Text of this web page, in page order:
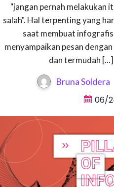
"jangan pernah melakukan
salah". Hal terpenting yang
saat membuat
menyampaikan pesan
dan termudah [...]
Bruna Soldera
06/